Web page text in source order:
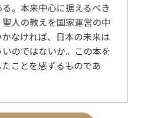
。本来中心に据えるべき
人の教えを国家運営の中
なければ、日本の未来は
のではないか。この本を
ことを感ずるものであ